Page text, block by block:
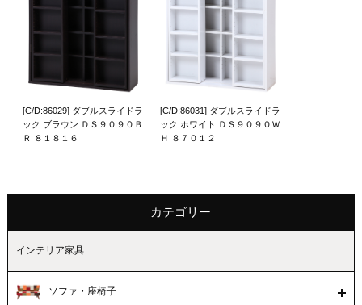
[C/D:86029] ダブルスライドラ
ック ブラウン ＤＳ９０９０Ｂ
Ｒ ８１８１６
[C/D:86031] ダブルスライドラ
ック ホワイト ＤＳ９０９０Ｗ
Ｈ ８７０１２
カテゴリー
インテリア家具
ソファ・座椅子